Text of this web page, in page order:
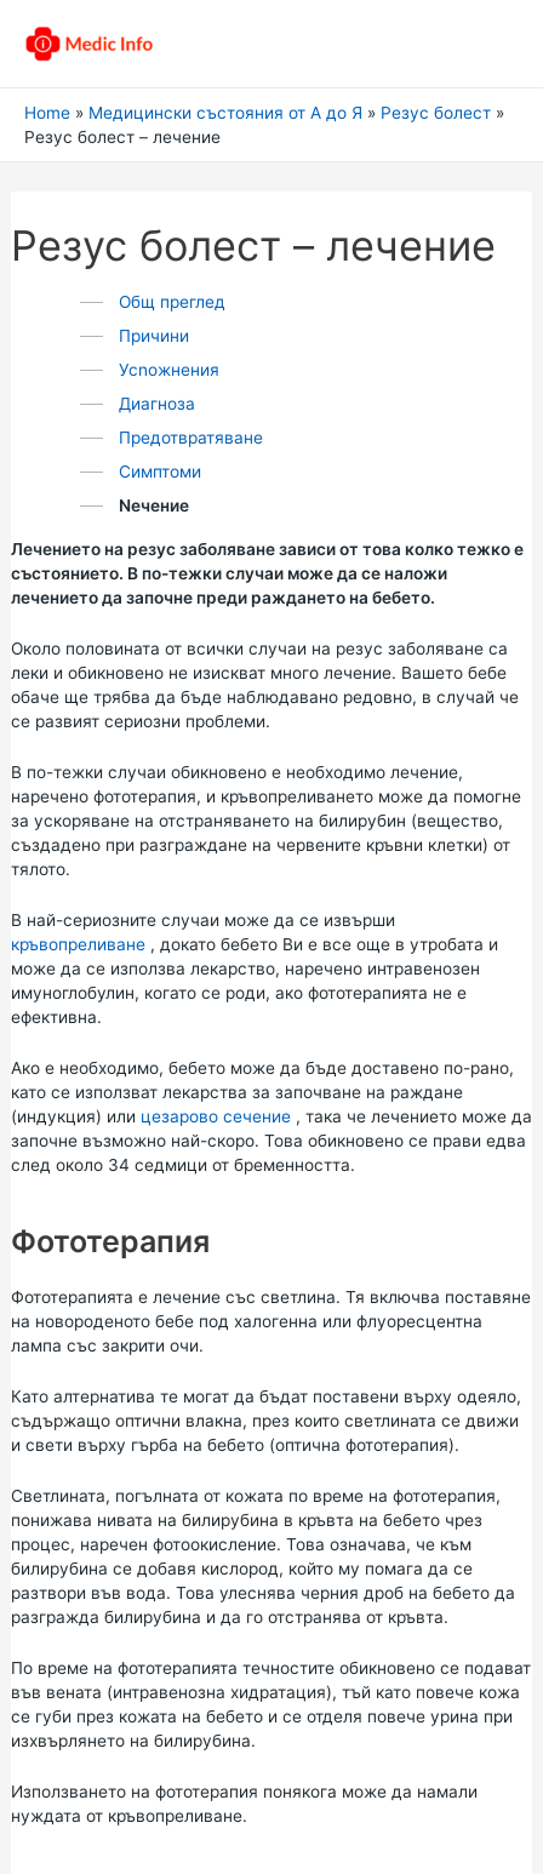
Home Медицински състояния от А до Я
Резус болест
Резус болест – лечение
Резус болест – лечение
Общ преглед
Причини
Усnожнения
Диагноза
Предотвратяване
Симптоми
Nечение
Лечението на резус заболяване зависи от това колко тежко е
състоянието. В по-тежки случаи може да се наложи
лечението да започне преди раждането на бебето.
Около половината от всички случаи на резус заболяване са
леки и обикновено не изискват много лечение. Вашето бебе
обаче ще трябва да бъде наблюдавано редовно, в случай че
се развият сериозни проблеми.
В по-тежки случаи обикновено е необходимо лечение,
наречено фототерапия, и кръвопреливането може да помогне
за ускоряване на отстраняването на билирубин (вещество,
създадено при разграждане на червените кръвни клетки) от
тялото.
В най-сериозните случаи може да се извърши
кръвопреливане, докато бебето Ви е все още в утробата и
може да се използва лекарство, наречено интравенозен
имуноглобулин, когато се роди, ако фототерапията не е
ефективна.
Ако е необходимо, бебето може да бъде доставено по-рано,
като се използват лекарства за започване на раждане
(индукция) или цезарово сечение, така че лечението може да
започне възможно най-скоро. Това обикновено се прави едва
след около 34 седмици от бременността.
Фототерапия
Фототерапията е лечение със светлина. Тя включва поставяне
на новороденото бебе под халогенна или флуоресцентна
лампа със закрити очи.
Като алтернатива те могат да бъдат поставени върху одеяло,
съдържащо оптични влакна, през които светлината се движи
и свети върху гърба на бебето (оптична фототерапия).
Светлината, погълната от кожата по време на фототерапия,
понижава нивата на билирубина в кръвта на бебето чрез
процес, наречен фотоокисление. Това означава, че към
билирубина се добавя кислород, който му помага да се
разтвори във вода. Това улеснява черния дроб на бебето да
разгражда билирубина и да го отстранява от кръвта.
По време на фототерапията течностите обикновено се подават
във вената (интравенозна хидратация), тъй като повече кожа
се губи през кожата на бебето и се отделя повече урина при
изхвърлянето на билирубина.
Използването на фототерапия понякога може да намали
нуждата от кръвопреливане.